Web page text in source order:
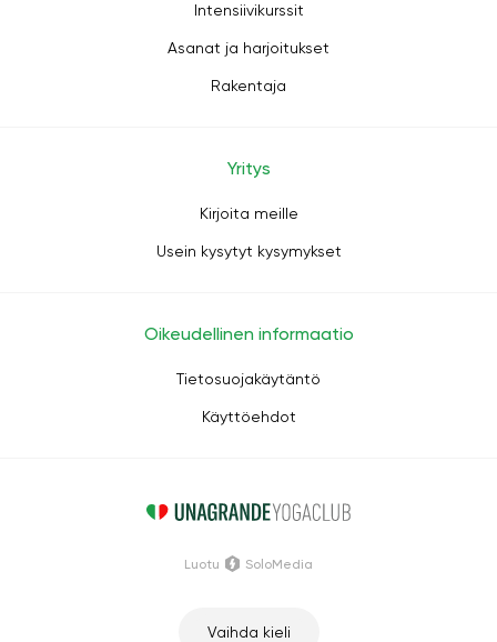
Intensiivikurssit
Asanat ja harjoitukset
Rakentaja
Yritys
Kirjoita meille
Usein kysytyt kysymykset
Oikeudellinen informaatio
Tietosuojakäytäntö
Käyttöehdot
Vaihda kieli
Luotu SoloMedia